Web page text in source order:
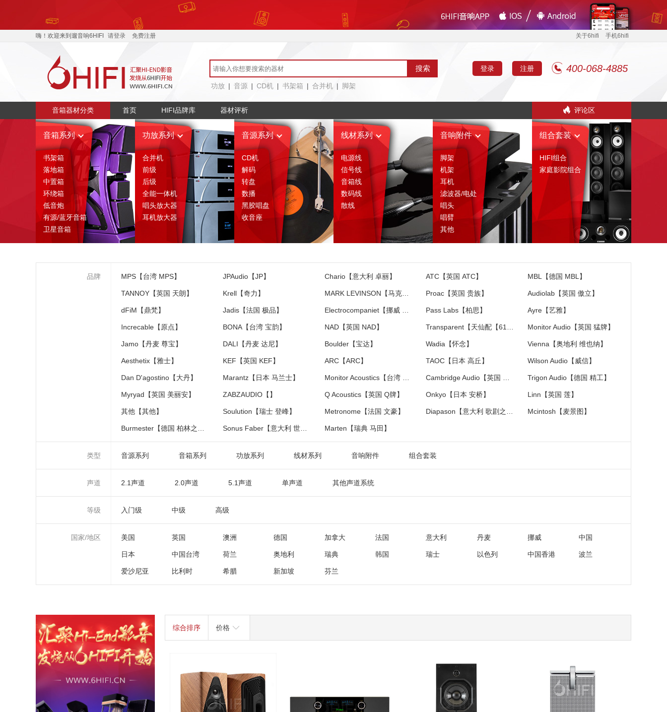
嗨！欢迎来到遛音响6HIFI 请登录 免费注册 关于6hifi 手机6hifi
功放 | 音源 | CD机 | 书架箱 | 合并机 | 脚架
登录 注册 400-068-4885
音箱器材分类 首页 HIFI品牌库 器材评析 评论区
音箱系列
书架箱
落地箱
中置箱
环绕箱
低音炮
有源/蓝牙音箱
卫星音箱
功放系列
合并机
前级
后级
全能一体机
唱头放大器
耳机放大器
音源系列
CD机
解码
转盘
数播
黑胶唱盘
收音座
线材系列
电源线
信号线
音箱线
数码线
散线
音响附件
脚架
机架
耳机
滤波器/电处
唱头
唱臂
其他
组合套装
HIFI组合
家庭影院组合
品牌 MPS【台湾 MPS】 JPAudio【JP】 Chario【意大利 卓丽】 ATC【英国 ATC】 MBL【德国 MBL】
TANNOY【英国 天朗】 Krell【奇力】 MARK LEVINSON【马克莱文森】 Proac【英国 贵族】 Audiolab【英国 傲立】
dFiM【鼎梵】 Jadis【法国 极品】 Pass Labs【柏思】 Ayre【艺雅】
Increcable【原点】 BONA【台湾 宝韵】 NAD【英国 NAD】 Monitor Audio【英国 猛牌】
Jamo【丹麦 尊宝】 DALI【丹麦 达尼】 Boulder【宝达】 Wadia【怀念】 Vienna【奥地利 维也纳】
Aesthetix【雅士】 KEF【英国 KEF】 ARC【ARC】 TAOC【日本 高丘】 Wilson Audio【威信】
Dan D'agostino【大丹】 Marantz【日本 马兰士】 Trigon Audio【德国 精工】
Myryad【英国 美丽安】 ZABZAUDIO【】 Q Acoustics【英国 Q牌】 Onkyo【日本 安桥】 Linn【英国 莲】
其他【其他】 Soulution【瑞士 登峰】 Metronome【法国 文豪】 Mcintosh【麦景图】
Sonus Faber【意大利 世霸】 Marten【瑞典 马田】
类型 音源系列 音箱系列 功放系列 线材系列 音响附件 组合套装
声道 2.1声道 2.0声道 5.1声道 单声道 其他声道系统
等级 入门级 中级 高级
国家/地区 美国 英国 澳洲 德国 加拿大 法国 意大利 丹麦 挪威 中国
日本 中国台湾 荷兰 奥地利 瑞典 韩国 瑞士 以色列 中国香港 波兰
爱沙尼亚 比利时 希腊 新加坡 芬兰
综合排序 价格